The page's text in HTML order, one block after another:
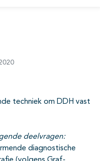
techniek om DDH vast
deelvragen:
diagnostische